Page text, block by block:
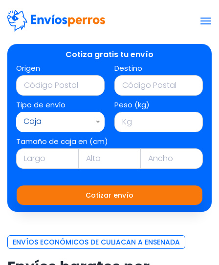
Cotiza gratis tu envío
Origen Destino
Tipo de envío
Caja
Peso (kg)
Tamaño de caja en (cm)
Cotizar envío
ENVÍOS ECONÓMICOS DE CULIACAN A ENSENADA